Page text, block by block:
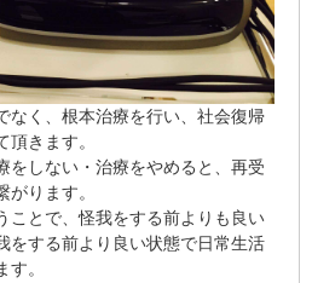
なく、根本治療を行い、社会復帰
きます。
をしない・治療をやめると、再受
ります。
ことで、怪我をする前よりも良い
をする前より良い状態で日常生活
。